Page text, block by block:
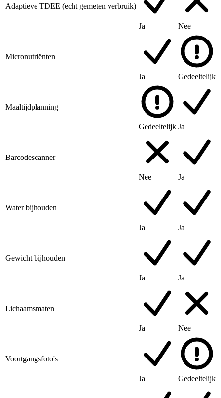
Adaptieve TDEE (echt gemeten verbruik)
Ja Nee
Micronutriënten
Ja Gedeeltelijk
Maaltijdplanning
Gedeeltelijk Ja
Barcodescanner
Nee Ja
Water bijhouden
Ja Ja
Gewicht bijhouden
Ja Ja
Lichaamsmaten
Ja Nee
Voortgangsfoto's
Ja Gedeeltelijk